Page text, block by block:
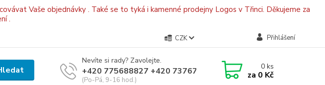
Vaše objednávky . Také se to tyká i kamenné prodejny Logos v Třinci. Děkujeme za
.
CZK Přihlášení
Nevíte si rady? Zavolejte.
+420 775688827 +420 737670415
(Po-Pá, 9-16 hod.)
0ks
za 0 Kč